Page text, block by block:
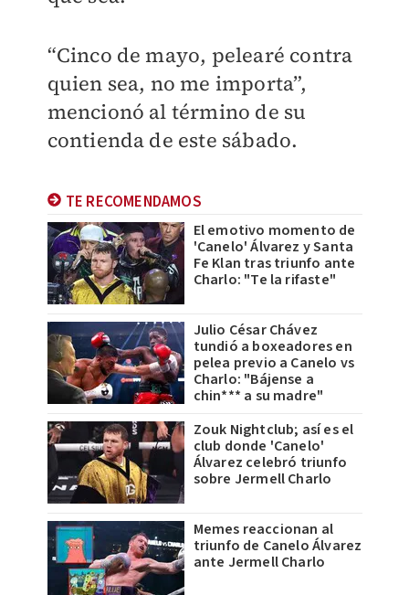
“Cinco de mayo, pelearé contra
quien sea, no me importa”,
mencionó al término de su
contienda de este sábado.
TE RECOMENDAMOS
El emotivo momento de
'Canelo' Álvarez y Santa
Fe Klan tras triunfo ante
Charlo: "Te la rifaste"
Julio César Chávez
tundió a boxeadores en
pelea previo a Canelo vs
Charlo: "Bájense a
chin*** a su madre"
Zouk Nightclub; así es el
club donde 'Canelo'
Álvarez celebró triunfo
sobre Jermell Charlo
Memes reaccionan al
triunfo de Canelo Álvarez
ante Jermell Charlo